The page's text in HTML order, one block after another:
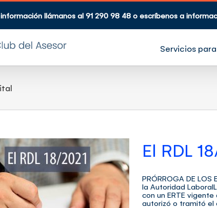
llámanos al 91 290 98 48 o escríbenos a
Servicios
El RDL
PRÓRROGA DE
la Autoridad
con un ERTE
autorizó o tramitó el